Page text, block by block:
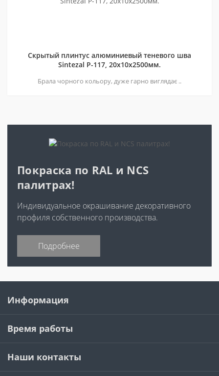
Скрытый плинтус алюминиевый теневого шва
Sintezal P-117, 20х10х2500мм.
Брала чорного кольору, дуже гарно виглядає ..
Покраска по RAL и NCS
палитрах!
Индивидуальное окрашивание декоративного
профиля собственного производства.
Подробнее
Информация
Время работы
Наши контакты